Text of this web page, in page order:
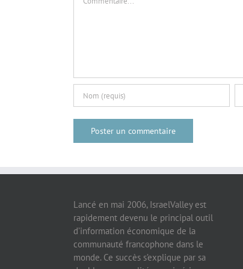
Lancé en mai 2006, IsraelValley est
rapidement devenu le principal outil
d’information économique de la
communauté francophone dans le
monde. Ce succès s’explique par sa